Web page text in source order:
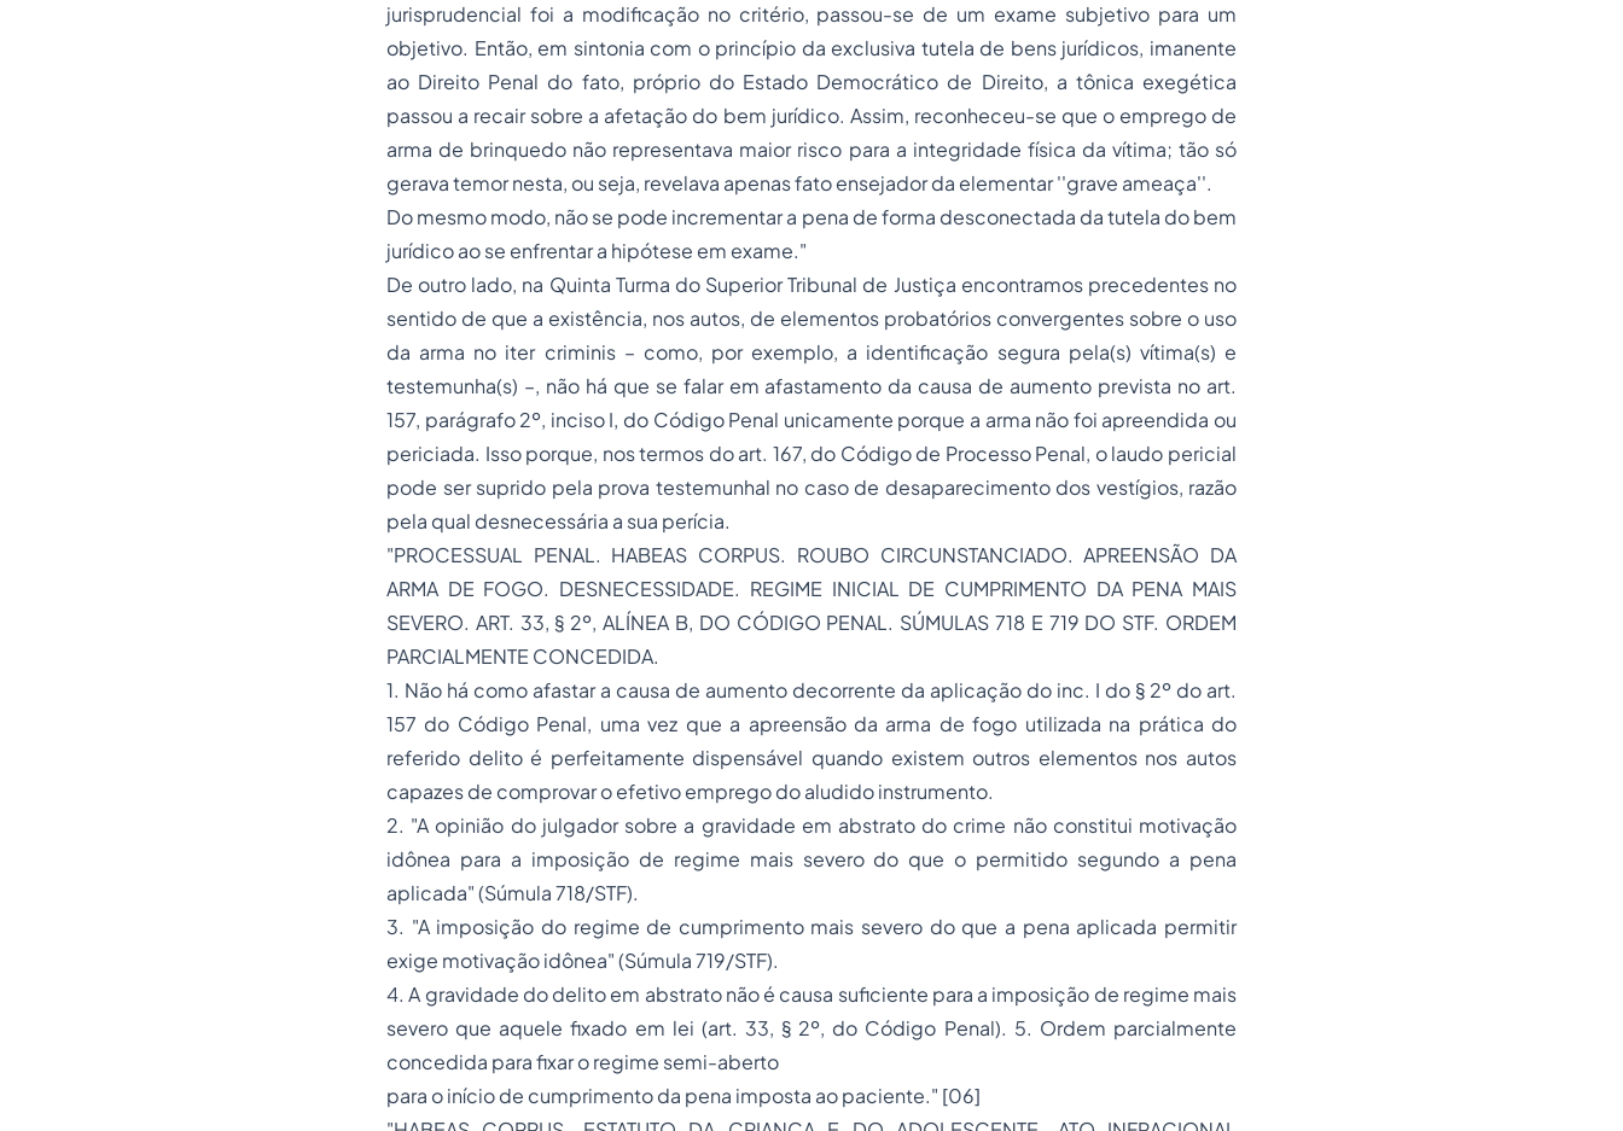
jurisprudencial foi a modificação no critério, passou-se de um exame subjetivo para um
objetivo. Então, em sintonia com o princípio da exclusiva tutela de bens jurídicos, imanente
ao Direito Penal do fato, próprio do Estado Democrático de Direito, a tônica exegética
passou a recair sobre a afetação do bem jurídico. Assim, reconheceu-se que o emprego de
arma de brinquedo não representava maior risco para a integridade física da vítima; tão só
gerava temor nesta, ou seja, revelava apenas fato ensejador da elementar ''grave ameaça''.
Do mesmo modo, não se pode incrementar a pena de forma desconectada da tutela do bem
jurídico ao se enfrentar a hipótese em exame."
De outro lado, na Quinta Turma do Superior Tribunal de Justiça encontramos precedentes no
sentido de que a existência, nos autos, de elementos probatórios convergentes sobre o uso
da arma no iter criminis– como, por exemplo, a identificação segura pela(s) vítima(s) e
testemunha(s) –, não há que se falar em afastamento da causa de aumento prevista no art.
157, parágrafo 2º, inciso I, do Código Penal unicamente porque a arma não foi apreendida ou
periciada. Isso porque, nos termos do art. 167, do Código de ProcessoPenal, o laudo pericial
pode ser suprido pela prova testemunhal no caso de desaparecimento dos vestígios, razão
pela qual desnecessária a sua perícia.
"PROCESSUAL PENAL. HABEAS CORPUS. ROUBO CIRCUNSTANCIADO. APREENSÃO DA
ARMA DE FOGO. DESNECESSIDADE. REGIME INICIAL DE CUMPRIMENTO DA PENA MAIS
SEVERO. ART. 33, § 2º, ALÍNEA B, DO CÓDIGO PENAL. SÚMULAS 718 E 719 DO STF. ORDEM
PARCIALMENTE CONCEDIDA.
1. Não há como afastar a causa de aumento decorrente da aplicação do inc. I do § 2º do art.
157 do Código Penal, uma vez que a apreensão da arma de fogo utilizada na prática do
referido delito é perfeitamente dispensável quando existem outros elementos nos autos
capazes de comprovar o efetivo emprego do aludido instrumento.
2. "A opinião do julgador sobre a gravidade em abstrato do crime não constitui motivação
idônea para a imposição de regime mais severo do que o permitido segundo a pena
aplicada" (Súmula 718/STF).
3. "A imposição do regime de cumprimento mais severo do que a pena aplicada permitir
exige motivação idônea" (Súmula 719/STF).
4. A gravidade do delito em abstrato não é causa suficiente para a imposição de regime mais
severo que aquele fixado em lei (art. 33, § 2º, do Código Penal). 5. Ordem parcialmente
concedida para fixar o regime semi-aberto
para o início de cumprimento da pena imposta ao paciente." [06]